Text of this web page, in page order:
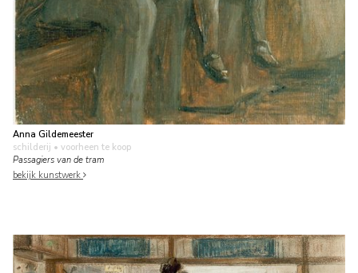
Anna Gildemeester
schilderij • voorheen te koop
Passagiers van de tram
bekijk kunstwerk